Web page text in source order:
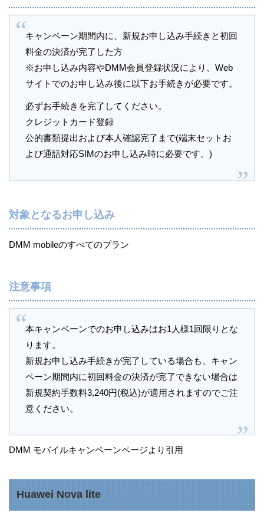
キャンペーン期間内に、新規お申し込み手続きと初回
料金の決済が完了した方
※お申し込み内容やDMM会員登録状況により、Web
サイトでのお申し込み後に以下お手続きが必要です。
必ずお手続きを完了してください。
クレジットカード登録
公的書類提出および本人確認完了まで(端末セットお
よび通話対応SIMのお申し込み時に必要です。)
対象となるお申し込み
DMM mobileのすべてのプラン
注意事項
本キャンペーンでのお申し込みはお1人様1回限りとな
ります。
新規お申し込み手続きが完了している場合も、キャン
ペーン期間内に初回料金の決済が完了できない場合は
新規契約手数料3,240円(税込)が適用されますのでご注
意ください。
DMM モバイルキャンペーンページより引用
Huawei Nova lite